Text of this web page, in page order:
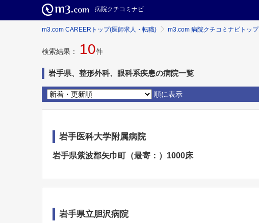
病院クチコミナビ
m3.com CAREERトップ(医師求人・転職) m3.com 病院クチコミナビトップ
検索結果： 10件
岩手県、整形外科、眼科系疾患の病院一覧
順に表示
岩手医科大学附属病院
岩手県紫波郡矢巾町（最寄：）1000床
岩手県立胆沢病院